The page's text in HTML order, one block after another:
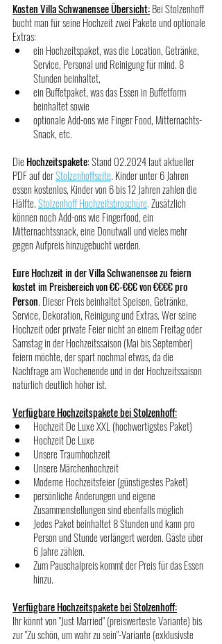
Kosten Villa Schwanensee Übersicht: Bei Stolzenhoff
bucht man für seine Hochzeit zwei Pakete und optionale
Extras:
ein Hochzeitspaket, was die Location, Getränke,
Service, Personal und Reinigung für mind. 8
Stunden beinhaltet,
ein Buffetpaket, was das Essen in Buffetform
beinhaltet sowie
optionale Add-ons wie Finger Food, Mitternachts-
Snack, etc.
Die Hochzeitspakete: Stand 02.2024 laut aktueller
PDF auf der Stolzenhoffseite. Kinder unter 6 Jahren
essen kostenlos, Kinder von 6 bis 12 Jahren zahlen die
Hälfte. Stolzenhoff Hochzeitsbroschüre. Zusätzlich
können noch Add-ons wie Fingerfood, ein
Mitternachtssnack, eine Donutwall und vieles mehr
gegen Aufpreis hinzugebucht werden.
Eure Hochzeit in der Villa Schwanensee zu feiern
kostetim Preisbereich von €€-€€€ von €€€€ pro
Person. Dieser Preis beinhaltet Speisen, Getränke,
Service, Dekoration, Reinigung und Extras. Wer seine
Hochzeit oder private Feier nicht an einem Freitag oder
Samstag in der Hochzeitssaison (Mai bis September)
feiern möchte, der spart nochmal etwas, da die
Nachfrage am Wochenende und in der Hochzeitssaison
natürlich deutlich höher ist.
Verfügbare Hochzeitspakete bei Stolzenhoff:
Hochzeit De Luxe XXL (hochwertigstes Paket)
Hochzeit De Luxe
Unsere Traumhochzeit
Unsere Märchenhochzeit
Moderne Hochzeitsfeier (günstigestes Paket)
persönliche Änderungen und eigene
Zusammenstellungen sind ebenfalls möglich
Jedes Paket beinhaltet 8 Stunden und kann pro
Person und Stunde verlängert werden. Gäste über
6 Jahre zählen.
Zum Pauschalpreis kommt der Preis für das Essen
hinzu.
Verfügbare Hochzeitspakete bei Stolzenhoff:
Ihr könnt von "Just Married" (preiswerteste Variante) bis
zur "Zu schön, um wahr zu sein"-Variante (exklusivste